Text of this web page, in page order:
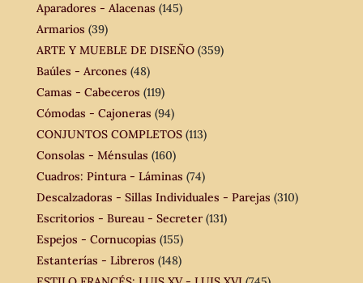
Aparadores - Alacenas (145)
Armarios (39)
ARTE Y MUEBLE DE DISEÑO (359)
Baúles - Arcones (48)
Camas - Cabeceros (119)
Cómodas - Cajoneras (94)
CONJUNTOS COMPLETOS (113)
Consolas - Ménsulas (160)
Cuadros: Pintura - Láminas (74)
Descalzadoras - Sillas Individuales - Parejas (310)
Escritorios - Bureau - Secreter (131)
Espejos - Cornucopias (155)
Estanterías - Libreros (148)